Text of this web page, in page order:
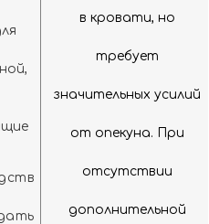
в кровати, но
требует
значительных усилий
от опекуна. При
отсутствии
дополнительной